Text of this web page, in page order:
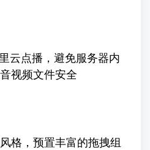
云点播，避免服务器内
视频文件安全
格，预置丰富的拖拽组